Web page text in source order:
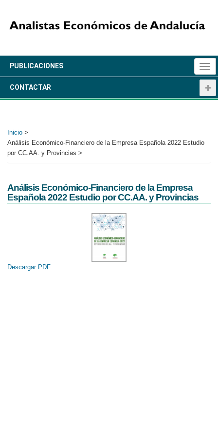
contenido
+
PUBLICACIONES
+
CONTACTAR
Inicio >
Análisis Económico-Financiero de la Empresa Española 2022 Estudio
por CC.AA. y Provincias >
Análisis Económico-Financiero de la Empresa
Española 2022 Estudio por CC.AA. y Provincias
Descargar PDF